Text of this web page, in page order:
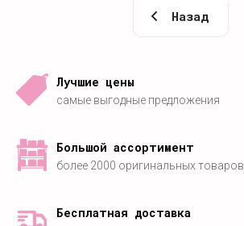
Назад
Лучшие цены
самые выгодные предложения
Большой ассортимент
более 2000 оригинальных товаров
Бесплатная доставка